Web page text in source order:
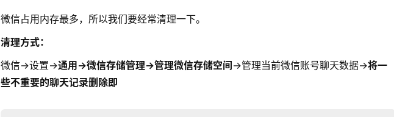
微信占用内存最多，所以我们要经常清理一下。
清理方式：
微信→设置→通用→微信存储管理→管理微信存储空间 →管理当前微信账号聊天数据→将一
些不重要的聊天记录删除即